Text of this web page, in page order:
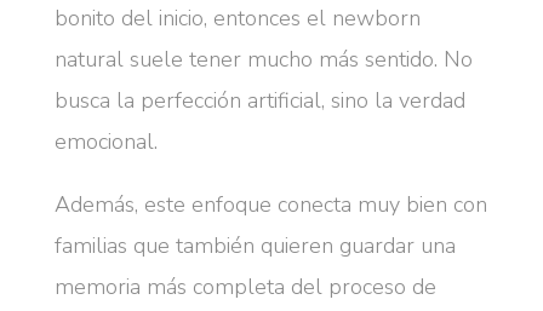
bonito del inicio, entonces el newborn
natural suele tener mucho más sentido. No
busca la perfección artificial, sino la verdad
emocional.
Además, este enfoque conecta muy bien con
familias que también quieren guardar una
memoria más completa del proceso de